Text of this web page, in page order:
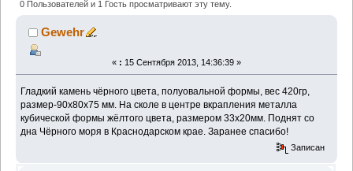
пожалуйста определить, что это? (Прочитано 1681
раз)
0 Пользователей и 1 Гость просматривают эту тему.
Gewehr
« : 15 Сентября 2013, 14:36:39 »
Гладкий камень чёрного цвета, полуовальной формы, вес 420гр,
размер-90х80х75 мм. На сколе в центре вкрапления металла
кубической формы жёлтого цвета, размером 33х20мм. Поднят со
дна Чёрного моря в Краснодарском крае. Заранее спасибо!
Записан